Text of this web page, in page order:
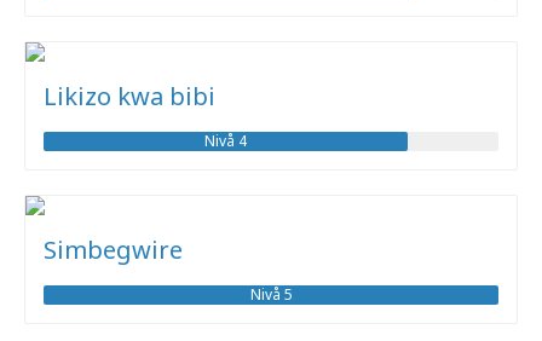
Likizo kwa bibi
Nivå 4
Simbegwire
Nivå 5